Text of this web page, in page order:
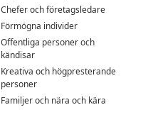
Chefer och företagsledare
Förmögna individer
Offentliga personer och
kändisar
Kreativa och högpresterande
personer
Familjer och nära och kära